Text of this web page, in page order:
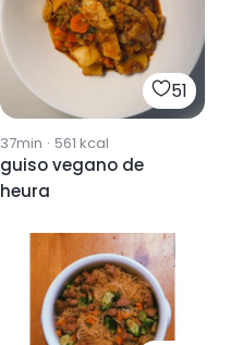
51
37min · 561 kcal
guiso vegano de
heura